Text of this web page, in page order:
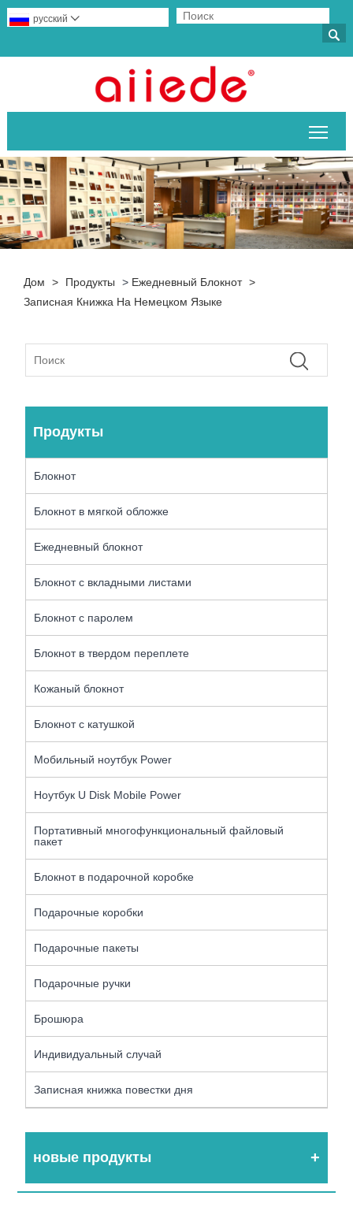

русский 
Дом > Продукты > Ежедневный Блокнот >
Записная Книжка На Немецком Языке
Продукты
Блокнот
Блокнот в мягкой обложке
Ежедневный блокнот
Блокнот с вкладными листами
Блокнот с паролем
Блокнот в твердом переплете
Кожаный блокнот
Блокнот с катушкой
Мобильный ноутбук Power
Ноутбук U Disk Mobile Power
Портативный многофункциональный файловый
пакет
Блокнот в подарочной коробке
Подарочные коробки
Подарочные пакеты
Подарочные ручки
Брошюра
Индивидуальный случай
Записная книжка повестки дня
новые продукты